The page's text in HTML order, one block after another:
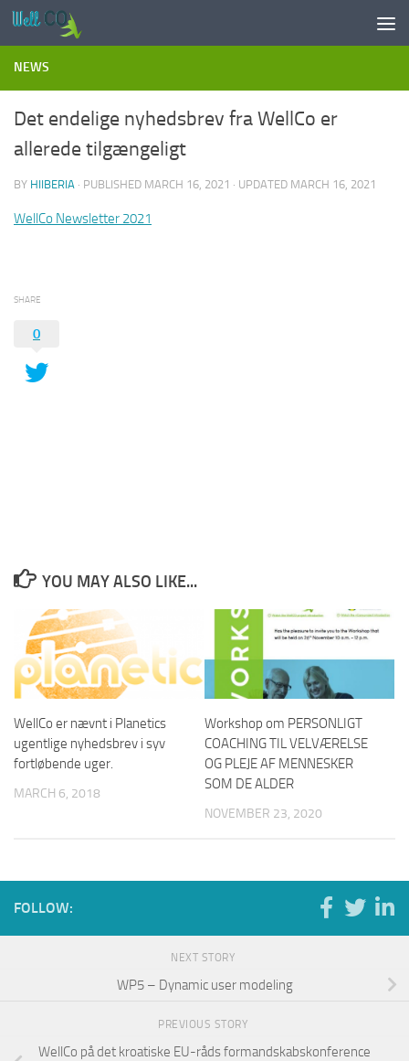
Skip to content
NEWS
Det endelige nyhedsbrev fra WellCo er
allerede tilgængeligt
BY HIIBERIA · PUBLISHED MARCH 16, 2021 · UPDATED MARCH 16, 2021
WellCo Newsletter 2021
SHARE
0
YOU MAY ALSO LIKE...
WellCo er nævnt i Planetics
ugentlige nyhedsbrev i syv
fortløbende uger.
MARCH 6, 2018
Workshop om PERSONLIGT
COACHING TIL VELVÆRELSE
OG PLEJE AF MENNESKER
SOM DE ALDER
NOVEMBER 23, 2020
FOLLOW:
NEXT STORY
WP5 – Dynamic user modeling
PREVIOUS STORY
WellCo på det kroatiske EU-råds formandskabskonference